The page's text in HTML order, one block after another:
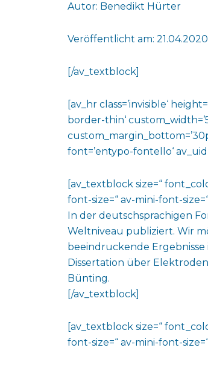
Autor: Benedikt Hürter
Veröffentlicht am: 21.04.2020
[/av_textblock]
[av_hr class=’invisible‘
border-thin‘
font=’entypo-fontello‘
[av_textblock size=“
font-size=“ av-mini-font-
In der deutschsprachigen
Weltniveau publiziert. Wir
beeindruckende
Dissertation über
Bünting.
[/av_textblock]
[av_textblock size=“
font-size=“ av-mini-font-